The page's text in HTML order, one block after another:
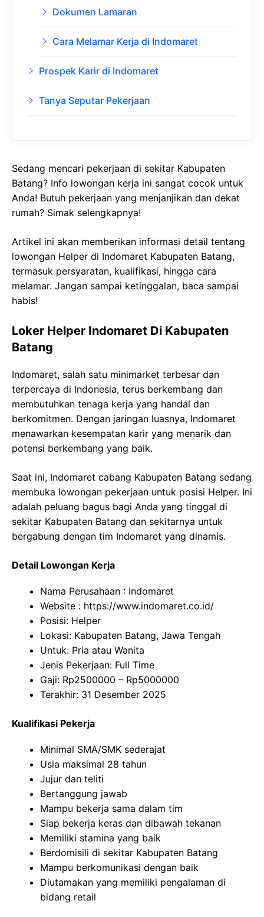
Dokumen Lamaran
Cara Melamar Kerja di Indomaret
Prospek Karir di Indomaret
Tanya Seputar Pekerjaan
Sedang mencari pekerjaan di sekitar Kabupaten
Batang? Info lowongan kerja ini sangat cocok untuk
Anda! Butuh pekerjaan yang menjanjikan dan dekat
rumah? Simak selengkapnya!
Artikel ini akan memberikan informasi detail tentang
lowongan Helper di Indomaret Kabupaten Batang,
termasuk persyaratan, kualifikasi, hingga cara
melamar. Jangan sampai ketinggalan, baca sampai
habis!
Loker Helper Indomaret Di Kabupaten
Batang
Indomaret, salah satu minimarket terbesar dan
terpercaya di Indonesia, terus berkembang dan
membutuhkan tenaga kerja yang handal dan
berkomitmen. Dengan jaringan luasnya, Indomaret
menawarkan kesempatan karir yang menarik dan
potensi berkembang yang baik.
Saat ini, Indomaret cabang Kabupaten Batang sedang
membuka lowongan pekerjaan untuk posisi Helper. Ini
adalah peluang bagus bagi Anda yang tinggal di
sekitar Kabupaten Batang dan sekitarnya untuk
bergabung dengan tim Indomaret yang dinamis.
Detail Lowongan Kerja
Nama Perusahaan : Indomaret
Website : https://www.indomaret.co.id/
Posisi: Helper
Lokasi: Kabupaten Batang, Jawa Tengah
Untuk: Pria atau Wanita
Jenis Pekerjaan: Full Time
Gaji: Rp2500000 – Rp5000000
Terakhir: 31 Desember 2025
Kualifikasi Pekerja
Minimal SMA/SMK sederajat
Usia maksimal 28 tahun
Jujur dan teliti
Bertanggung jawab
Mampu bekerja sama dalam tim
Siap bekerja keras dan dibawah tekanan
Memiliki stamina yang baik
Berdomisili di sekitar Kabupaten Batang
Mampu berkomunikasi dengan baik
Diutamakan yang memiliki pengalaman di
bidang retail